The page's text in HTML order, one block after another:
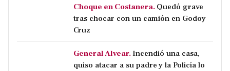
Choque en Costanera. Quedó grave
tras chocar con un camión en Godoy
Cruz
General Alvear. Incendió una casa,
quiso atacar a su padre y la Policía lo